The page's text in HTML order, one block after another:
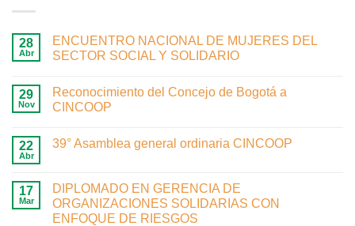
28
Abr
ENCUENTRO NACIONAL DE MUJERES DEL
SECTOR SOCIAL Y SOLIDARIO
29
Nov
Reconocimiento del Concejo de Bogotá a
CINCOOP
22
Abr
39° Asamblea general ordinaria CINCOOP
17
Mar
DIPLOMADO EN GERENCIA DE
ORGANIZACIONES SOLIDARIAS CON
ENFOQUE DE RIESGOS